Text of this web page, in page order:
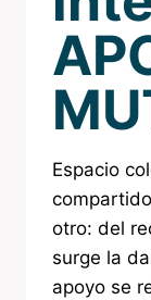
Espacio
otro: del
surge la
apoyo se